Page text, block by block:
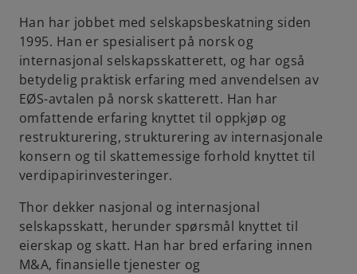
t
a
b
Han har jobbet med selskapsbeskatning siden
1995. Han er spesialisert på norsk og
internasjonal selskapsskatterett, og har også
betydelig praktisk erfaring med anvendelsen av
EØS-avtalen på norsk skatterett. Han har
omfattende erfaring knyttet til oppkjøp og
restrukturering, strukturering av internasjonale
konsern og til skattemessige forhold knyttet til
verdipapirinvesteringer.
Thor dekker nasjonal og internasjonal
selskapsskatt, herunder spørsmål knyttet til
eierskap og skatt. Han har bred erfaring innen
M&A, finansielle tjenester og